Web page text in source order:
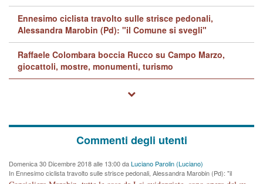
Ennesimo ciclista travolto sulle strisce pedonali,
Alessandra Marobin (Pd): "il Comune si svegli"
Raffaele Colombara boccia Rucco su Campo Marzo,
giocattoli, mostre, monumenti, turismo
Commenti degli utenti
Domenica 30 Dicembre 2018 alle 13:00 daLuciano Parolin (Luciano)
In Ennesimo ciclista travolto sulle strisce pedonali, Alessandra Marobin (Pd): "il
Comune si svegli"